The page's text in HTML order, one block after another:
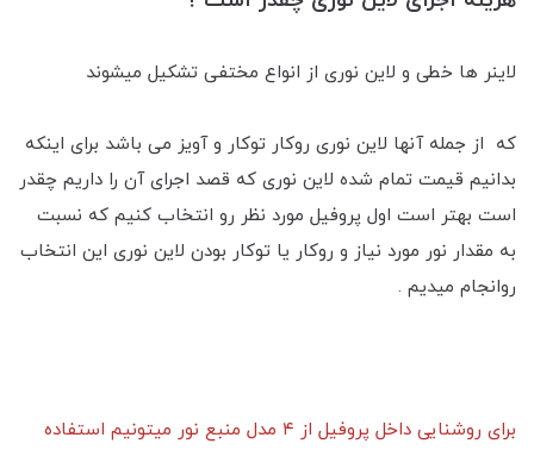
لاینر ها خطی و لاین نوری از انواع مختفی تشکیل میشوند
که از جمله آنها لاین نوری رو‌کار توکار و آویز می باشد برای اینکه
بدانیم قیمت تمام شده لاین نوری که قصد اجرای آن را داریم چقدر
است بهتر است اول پروفیل مورد نظر رو انتخاب کنیم که نسبت
به مقدار نور مورد نیاز و روکار یا توکار بودن لاین نوری این انتخاب
رو‌انجام میدیم .
برای روشنایی داخل پروفیل از ۴ مدل منبع نور میتونیم استفاده